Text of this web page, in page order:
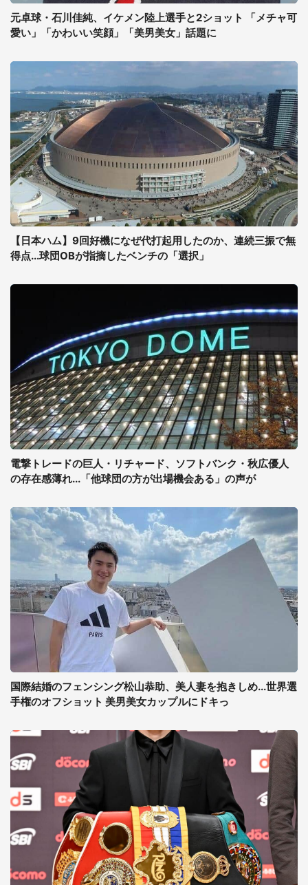
元卓球・石川佳純、イケメン陸上選手と2ショット 「メチャ可
愛い」「かわいい笑顔」「美男美女」話題に
【日本ハム】9回好機になぜ代打起用したのか、連続三振で無
得点...球団OBが指摘したベンチの「選択」
電撃トレードの巨人・リチャード、ソフトバンク・秋広優人
の存在感薄れ...「他球団の方が出場機会ある」の声が
国際結婚のフェンシング松山恭助、美人妻を抱きしめ...世界選
手権のオフショット 美男美女カップルにドキっ